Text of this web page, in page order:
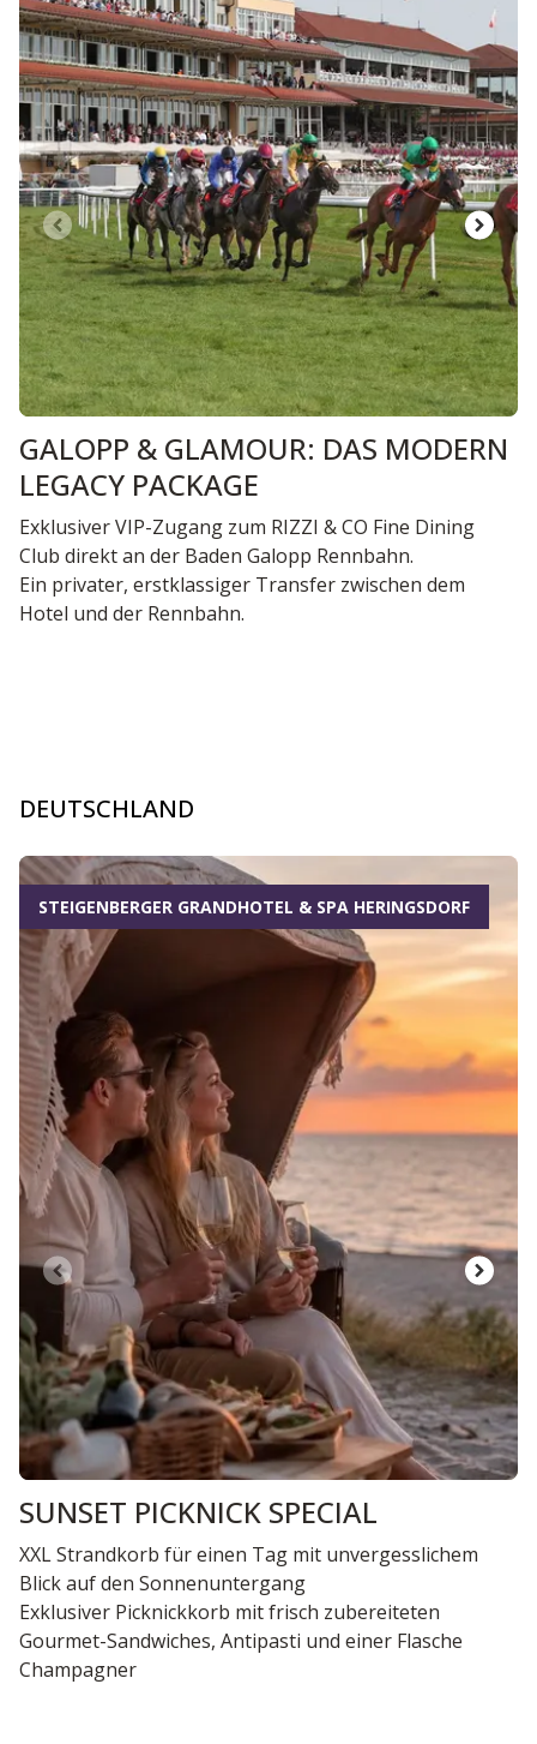
GALOPP & GLAMOUR: DAS MODERN
LEGACY PACKAGE
Exklusiver VIP-Zugang zum RIZZI & CO Fine Dining
Club direkt an der Baden Galopp Rennbahn.
Ein privater, erstklassiger Transfer zwischen dem
Hotel und der Rennbahn.
DEUTSCHLAND
Dia 1 von 9
STEIGENBERGER GRANDHOTEL & SPA HERINGSDORF
SUNSET PICKNICK SPECIAL
XXL Strandkorb für einen Tag mit unvergesslichem
Blick auf den Sonnenuntergang
Exklusiver Picknickkorb mit frisch zubereiteten
Gourmet-Sandwiches, Antipasti und einer Flasche
Champagner